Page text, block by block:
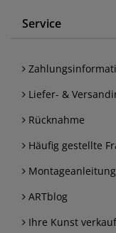
Service
Liefer- &
Rücknahme
Häufig gestellte
ARTblog
Ihre Kunst